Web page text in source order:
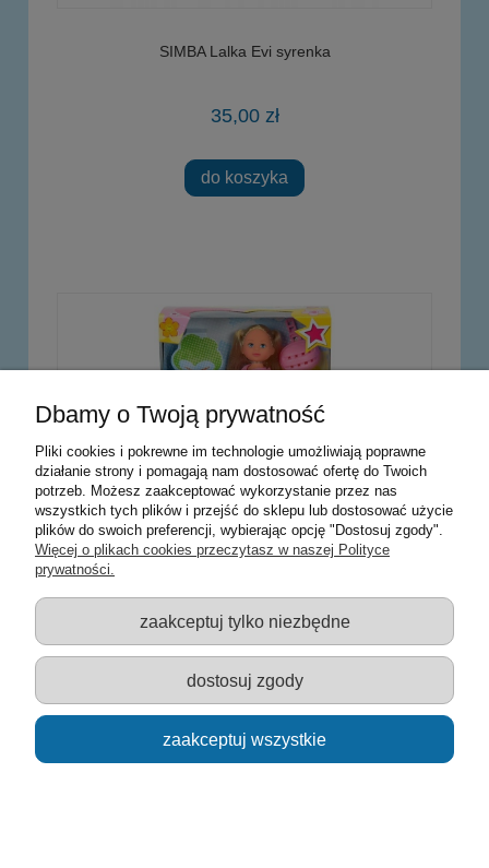
SIMBA Lalka Evi syrenka
35,00 zł
do koszyka
LALKA EVI - Mój Pierwszy Rower - Evi na rowerze
31,00 zł
do koszyka
Dbamy o Twoją prywatność
Pliki cookies i pokrewne im technologie umożliwiają poprawne
działanie strony i pomagają nam dostosować ofertę do Twoich
potrzeb. Możesz zaakceptować wykorzystanie przez nas
wszystkich tych plików i przejść do sklepu lub dostosować użycie
plików do swoich preferencji, wybierając opcję "Dostosuj zgody".
Więcej o plikach cookies przeczytasz w naszej Polityce
prywatności.
zaakceptuj tylko niezbędne
dostosuj zgody
zaakceptuj wszystkie